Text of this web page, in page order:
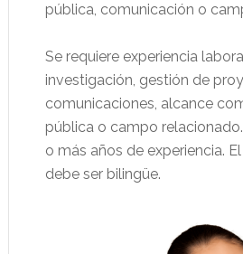
pública, comunicación o
Se requiere experiencia
investigación, gestión de
comunicaciones, alcance
pública o campo
o más años de experiencia.
debe ser bilingüe.